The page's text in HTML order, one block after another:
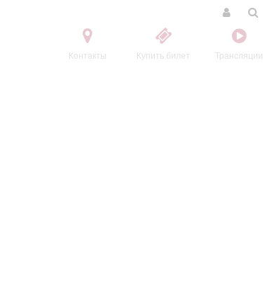
Контакты Купить билет Трансляции